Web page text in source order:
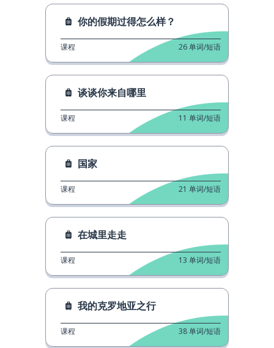
你的假期过得怎么样？
课程 26单词/短语
谈谈你来自哪里
课程 11 单词/短语
国家
课程 21 单词/短语
在城里走走
课程 13 单词/短语
我的克罗地亚之行
课程 38单词/短语